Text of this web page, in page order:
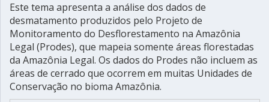
Este tema apresenta a análise dos dados de
desmatamento produzidos pelo Projeto de
Monitoramento do Desflorestamento na Amazônia
Legal (Prodes), que mapeia somente áreas florestadas
da Amazônia Legal. Os dados do Prodes não incluem as
áreas de cerrado que ocorrem em muitas Unidades de
Conservação no bioma Amazônia.